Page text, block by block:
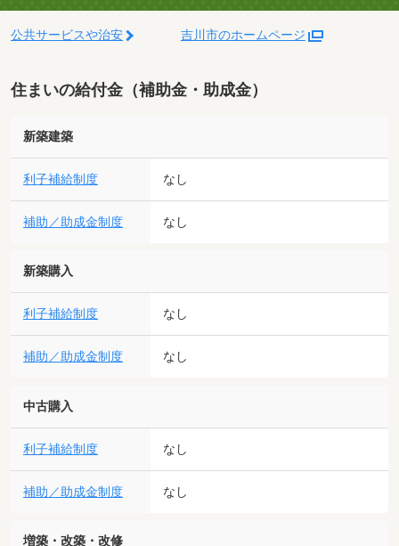
公共サービスや治安 吉川市のホームページ
住まいの給付金（補助金・助成金）
新築建築
利子補給制度 なし
補助／助成金制度 なし
新築購入
利子補給制度 なし
補助／助成金制度 なし
中古購入
利子補給制度 なし
補助／助成金制度 なし
増築・改築・改修